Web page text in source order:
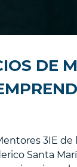
DE
3IE de
Santa